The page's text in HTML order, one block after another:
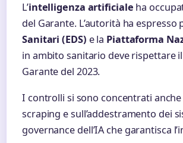
L’intelligenza artificiale ha
del Garante. L’autorità ha espresso
Sanitari (EDS) e la Piattaforma
in ambito sanitario deve rispettare il
Garante del 2023.
I controlli si sono concentrati
scraping e sull’addestramento dei
governance dell’IA che garantisca